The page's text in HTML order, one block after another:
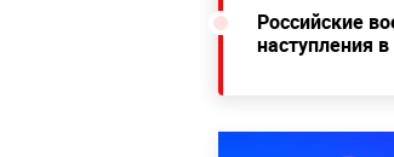
Российские
наступления